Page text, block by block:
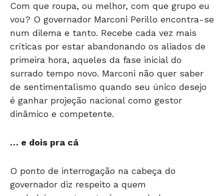
Com que roupa, ou melhor, com que grupo eu
vou? O governador Marconi Perillo encontra-se
num dilema e tanto. Recebe cada vez mais
críticas por estar abandonando os aliados de
primeira hora, aqueles da fase inicial do
surrado tempo novo. Marconi não quer saber
de sentimentalismo quando seu único desejo
é ganhar projeção nacional como gestor
dinâmico e competente.
… e dois pra cá
O ponto de interrogação na cabeça do
governador diz respeito a quem